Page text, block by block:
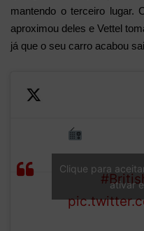
mantendo o terceiro lugar.
aproximou deles e Vettel
já que o seu carro acabou
LAP wants to
cars"
Clique para
ativar